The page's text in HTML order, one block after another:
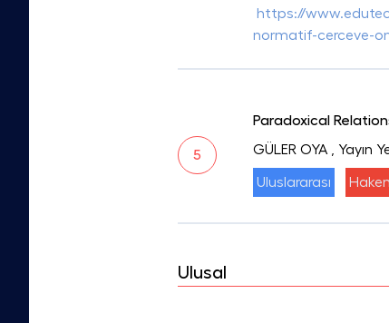
https://
normatif-cerceve-
5
Paradoxical
GÜLER OYA
, Yayın
Uluslararası
Ulusal